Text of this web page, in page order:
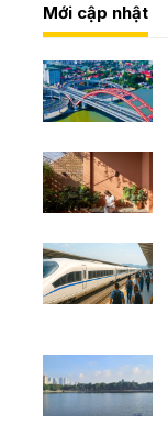
Mới cập nhật